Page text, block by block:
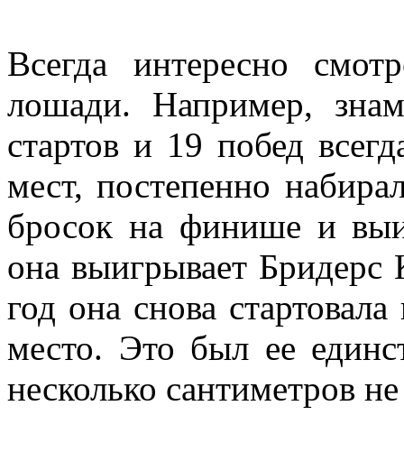
Всегда интересно
лошади. Например,
стартов и 19 побед
мест, постепенно
бросок на финише и
она выигрывает Бридерс
год она снова
место. Это был ее
несколько сантиметров